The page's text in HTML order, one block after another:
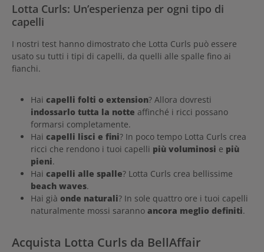
Lotta Curls: Un’esperienza per ogni tipo di
capelli
I nostri test hanno dimostrato che Lotta Curls può essere
usato su tutti i tipi di capelli, da quelli alle spalle fino ai
fianchi.
Hai capelli folti o extension? Allora dovresti
indossarlo tutta la notte affinché i ricci possano
formarsi completamente.
Hai capelli lisci e fini? In poco tempo Lotta Curls crea
ricci che rendono i tuoi capelli più voluminosi e più
pieni.
Hai capelli alle spalle? Lotta Curls crea bellissime
beach waves.
Hai già onde naturali? In sole quattro ore i tuoi capelli
naturalmente mossi saranno ancora meglio definiti.
Acquista Lotta Curls da BellAffair